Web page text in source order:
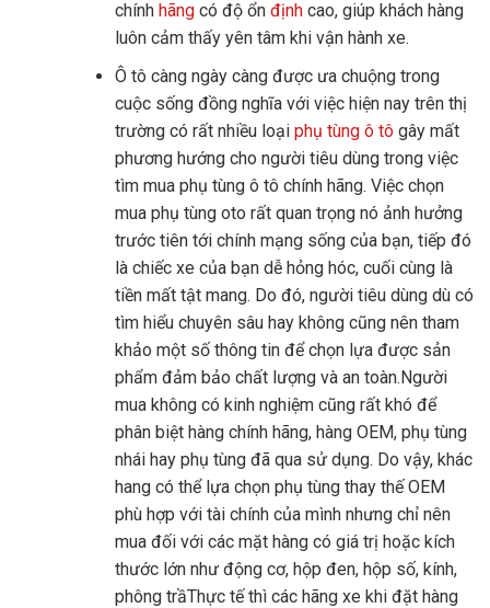
chính hãngcó độ ổnđịnhcao, giúp khách hàng
luôn cảm thấy yên tâm khi vận hành xe.
Ô tô càng ngày càng được ưa chuộng trong
cuộc sống đồng nghĩa với việc hiện nay trên thị
trường có rất nhiều loại phụ tùng ô tô gây mất
phương hướng cho người tiêu dùng trong việc
tìm mua phụ tùng ô tô chính hãng. Việc chọn
mua phụ tùng oto rất quan trọng nó ảnh hưởng
trước tiên tới chính mạng sống của bạn, tiếp đó
là chiếc xe của bạn dễ hỏng hóc, cuối cùng là
tiền mất tật mang. Do đó, người tiêu dùng dù có
tìm hiểu chuyên sâu hay không cũng nên tham
khảo một số thông tin để chọn lựa được sản
phẩm đảm bảo chất lượng và an toàn.Người
mua không có kinh nghiệm cũng rất khó để
phân biệt hàng chính hãng, hàng OEM, phụ tùng
nhái hay phụ tùng đã qua sử dụng. Do vậy, khác
hang có thể lựa chọn phụ tùng thay thế OEM
phù hợp với tài chính của mình nhưng chỉ nên
mua đối với các mặt hàng có giá trị hoặc kích
thước lớn như động cơ, hộp đen, hộp số, kính,
phông trầThực tế thì các hãng xe khi đặt hàng